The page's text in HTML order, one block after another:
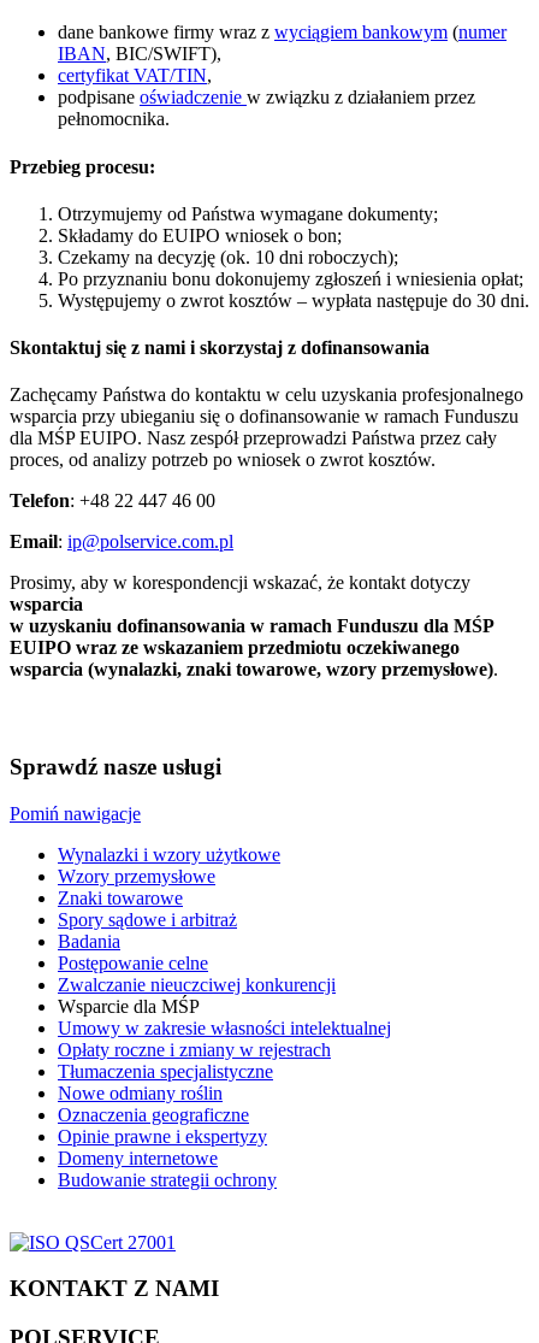
dane bankowe firmy wraz z wyciągiem bankowym (numer
IBAN, BIC/SWIFT),
certyfikat VAT/TIN,
podpisane oświadczenie w związku z działaniem przez
pełnomocnika.
Przebieg procesu:
Otrzymujemy od Państwa wymagane dokumenty;
Składamy do EUIPO wniosek o bon;
Czekamy na decyzję (ok. 10 dni roboczych);
Po przyznaniu bonu dokonujemy zgłoszeń i wniesienia opłat;
Występujemy o zwrot kosztów – wypłata następuje do 30 dni.
Skontaktuj się z nami i skorzystaj z dofinansowania
Zachęcamy Państwa do kontaktu w celu uzyskania profesjonalnego
wsparcia przy ubieganiu się o dofinansowanie w ramach Funduszu
dla MŚP EUIPO. Nasz zespół przeprowadzi Państwa przez cały
proces, od analizy potrzeb po wniosek o zwrot kosztów.
Telefon: +48 22 447 46 00
Email: ip@polservice.com.pl
Prosimy, aby w korespondencji wskazać, że kontakt dotyczy
wsparcia
w uzyskaniu dofinansowania w ramach Funduszu dla MŚP
EUIPO wraz ze wskazaniem przedmiotu oczekiwanego
wsparcia (wynalazki, znaki towarowe, wzory przemysłowe).
Sprawdź nasze usługi
Pomiń nawigacje
Wynalazki i wzory użytkowe
Wzory przemysłowe
Znaki towarowe
Spory sądowe i arbitraż
Badania
Postępowanie celne
Zwalczanie nieuczciwej konkurencji
Wsparcie dla MŚP
Umowy w zakresie własności intelektualnej
Opłaty roczne i zmiany w rejestrach
Tłumaczenia specjalistyczne
Nowe odmiany roślin
Oznaczenia geograficzne
Opinie prawne i ekspertyzy
Domeny internetowe
Budowanie strategii ochrony
KONTAKT Z NAMI
POLSERVICE